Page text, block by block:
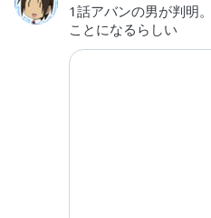
1話アバンの男が判明
ことになるらしい